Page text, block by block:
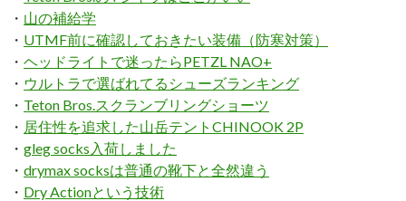
・ 山の補給学
・ UTMF前に確認しておきたい装備（防寒対策）
・ ヘッドライトで迷ったらPETZL NAO+
・ ウルトラで選ばれてるシューズランキング
・ Teton Bros.スクランブリングショーツ
・ 居住性を追求した山岳テントCHINOOK 2P
・ gleg socks入荷しました
・ drymax socksは普通の靴下と全然違う
・ Dry Actionという技術